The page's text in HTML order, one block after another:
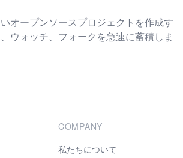
オープンソースプロジェクトを作成す
ウォッチ、フォークを急速に蓄積しま
COMPANY
私たちについて